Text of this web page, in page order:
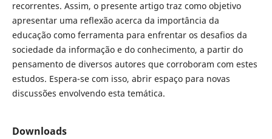
recorrentes. Assim, o presente artigo traz como objetivo
apresentar uma reflexão acerca da importância da
educação como ferramenta para enfrentar os desafios da
sociedade da informação e do conhecimento, a partir do
pensamento de diversos autores que corroboram com estes
estudos. Espera-se com isso, abrir espaço para novas
discussões envolvendo esta temática.
Downloads